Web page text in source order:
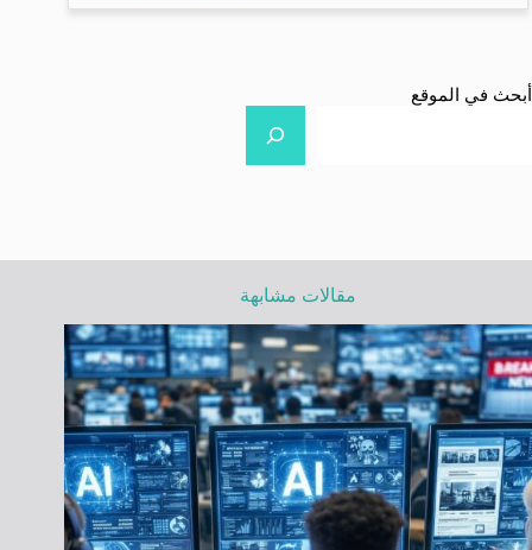
أبحث في الموقع
مقالات مشابهة